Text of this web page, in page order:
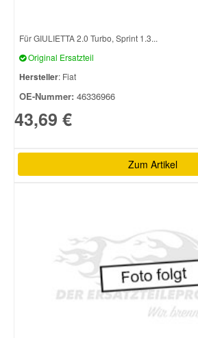
Für GIULIETTA 2.0 Turbo, Sprint 1.3...
Original Ersatzteil
Hersteller: Fiat
OE-Nummer: 46336966
43,69 €
Zum Artikel